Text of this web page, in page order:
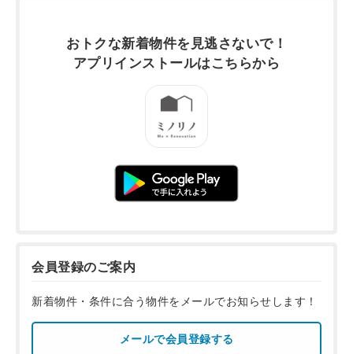
おトクな新着物件を 見逃さないで！
アプリインストールはこちらから
会員登録のご案内
新着物件・条件に合う物件をメールでお知らせします！
メールで会員登録する